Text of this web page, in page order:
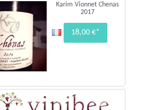
Karim Vionnet Chenas
2017
18,00 €*